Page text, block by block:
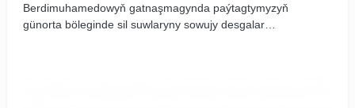
Berdimuhamedowyň gatnaşmagynda paýtagtymyzyň
günorta böleginde sil suwlaryny sowujy desgalar